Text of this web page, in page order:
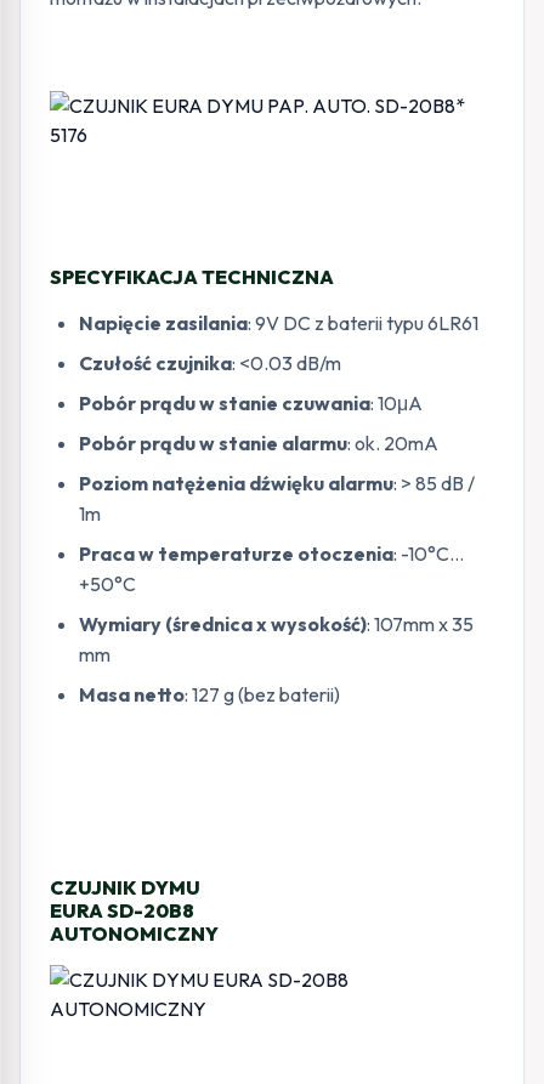
SPECYFIKACJA TECHNICZNA
Napięcie zasilania: 9V DC z baterii typu 6LR61
Czułość czujnika: <0.03 dB/m
Pobór prądu w stanie czuwania: 10μA
Pobór prądu w stanie alarmu: ok. 20mA
Poziom natężenia dźwięku alarmu: > 85 dB /
1m
Praca w temperaturze otoczenia: -10°C…
+50°C
Wymiary (średnica x wysokość): 107mm x 35
mm
Masa netto: 127 g (bez baterii)
CZUJNIK DYMU
EURA SD-20B8
AUTONOMICZNY